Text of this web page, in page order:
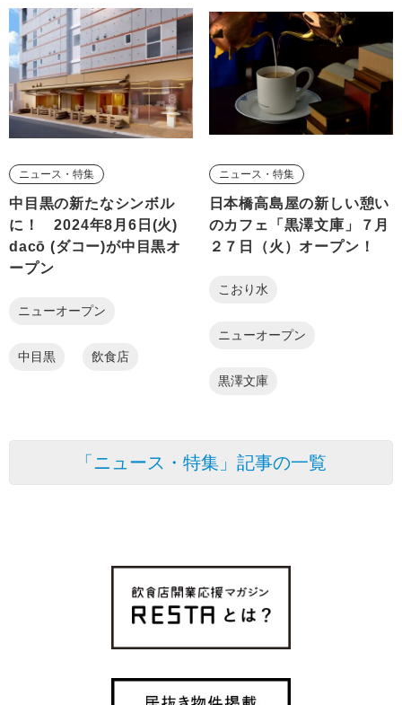
ニュース・特集
中目黒の新たなシンボル
に！ 2024年8月6日(火)
dacō (ダコー)が中目黒オ
ープン
ニューオープン
中目黒 飲食店
ニュース・特集
日本橋高島屋の新しい憩い
のカフェ「黒澤文庫」７月
２７日（火）オープン！
こおり水
ニューオープン
黒澤文庫
「ニュース・特集」記事の一覧